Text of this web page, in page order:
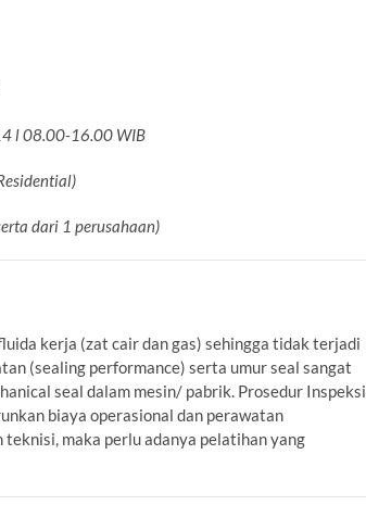
l 08.00-16.00 WIB
dari 1 perusahaan)
kerja (zat cair dan gas) sehingga tidak terjadi
(sealing performance) serta umur seal sangat
seal dalam mesin/ pabrik. Prosedur Inspeksi
biaya operasional dan perawatan
maka perlu adanya pelatihan yang